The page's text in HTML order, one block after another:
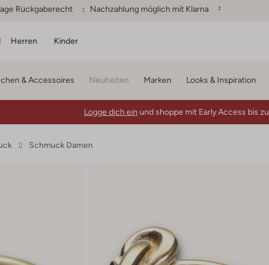
Rückgaberecht Nachzahlung möglich mit Klarna
Herren Kinder
& Accessoires Neuheiten Marken Looks & Inspiration
Logge dich ein und shoppe mit Early Access bis zu
Schmuck Damen